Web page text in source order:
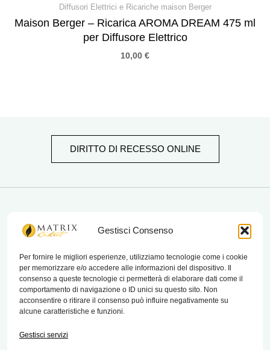
Gestisci Consenso
Per fornire le migliori esperienze, utilizziamo tecnologie come i cookie
per memorizzare e/o accedere alle informazioni del dispositivo. Il
consenso a queste tecnologie ci permetterà di elaborare dati come il
comportamento di navigazione o ID unici su questo sito. Non
acconsentire o ritirare il consenso può influire negativamente su
alcune caratteristiche e funzioni.
Gestisci servizi
Diffusori Elettrici e Ricariche maison Berger
Maison Berger – Ricarica AROMA DREAM 475 ml
per Diffusore Elettrico
10,00 €
DIRITTO DI RECESSO ONLINE
matrix bistrot
Chi Siamo
Contatti
Termini e condizioni di vendita e reso